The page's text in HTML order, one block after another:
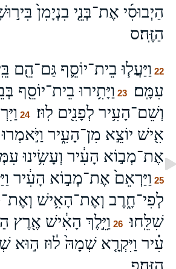
הַיְבוּסִ֜י אֶת־בְּנֵ֤י בִנְיָמִן֙
הַזֶּֽה׃ס
22 וַיַּעֲל֧וּ בֵית־יוֹסֵ֛ף גַּם־הֵ֖ם
עִמָּֽם׃
23 וַיָּתִ֥ירוּ בֵית־יוֹסֵ֖ף
וְשֵׁם־הָעִ֥יר לְפָנִ֖ים לֽוּז׃
24
אִ֖ישׁ יוֹצֵ֣א מִן־הָעִ֑יר
אֶת־מְב֣וֹא הָעִ֔יר וְעָשִׂ֥ינוּ
25 וַיַּרְאֵם֙ אֶת־מְב֣וֹא הָעִ֔יר
לְפִי־חָ֑רֶב וְאֶת־הָאִ֥ישׁ
שִׁלֵּֽחוּ׃
26 וַיֵּ֣לֶךְ הָאִ֔ישׁ אֶ֖רֶץ
עִ֗יר וַיִּקְרָ֤א שְׁמָהּ֙ ל֔וּז ה֣וּא
הַזֶּֽה׃פ